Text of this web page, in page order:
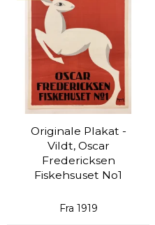
Originale Plakat -
Vildt, Oscar
Fredericksen
Fiskehsuset No1
Fra 1919